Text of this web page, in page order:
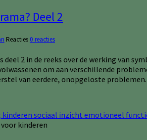
Deel 2
Reacties 0 reacties
deel 2 in de reeks over de werking van
om aan verschillende
van eerdere, onopgeloste
kinderen